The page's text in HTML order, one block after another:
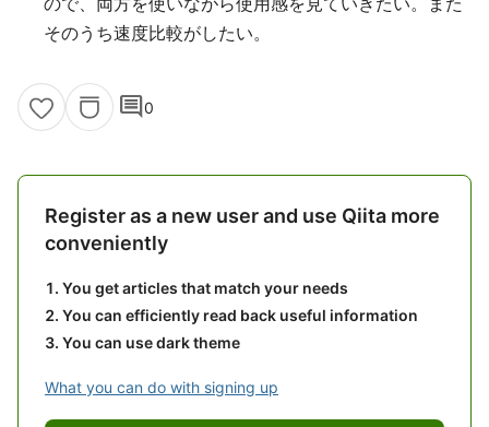
そのうち速度比較がしたい。
comment0
Register as a new user and use Qiita more
conveniently
You get articles that match your needs
You can efficiently read back useful information
You can use dark theme
What you can do with signing up